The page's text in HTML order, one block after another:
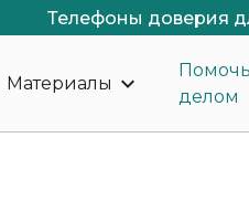
Телефоны доверия
Материалы
Помочь
делом